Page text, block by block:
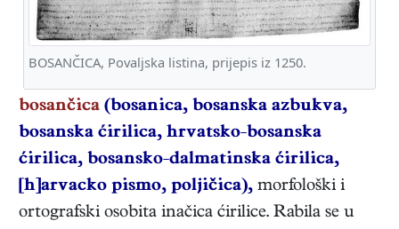
BOSANČICA, Povaljska listina, prijepis iz 1250.
bosančica (bosanica, bosanska azbukva,
bosanska ćirilica, hrvatsko-bosanska
ćirilica, bosansko-dalmatinska ćirilica,
[h]arvacko pismo, poljičica), morfološki i
ortografski osobita inačica ćirilice. Rabila se u